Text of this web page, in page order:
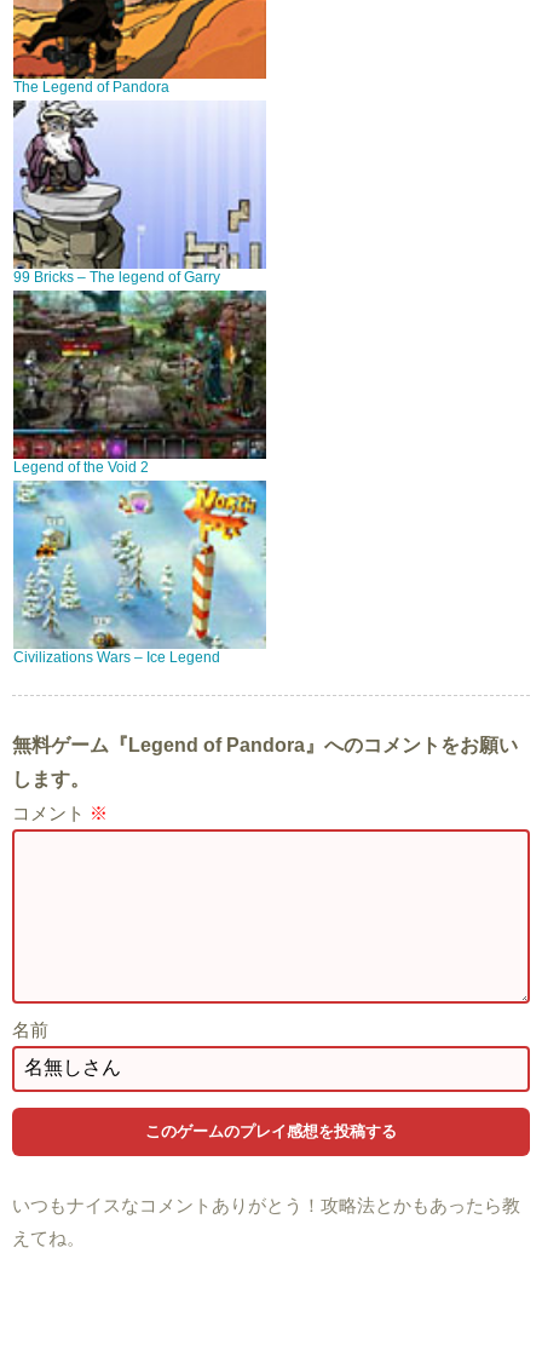
The Legend of Pandora
99 Bricks – The legend of Garry
Legend of the Void 2
Civilizations Wars – Ice Legend
無料ゲーム『Legend of Pandora』へのコメントをお願い
します。
コメント ※
名前
いつもナイスなコメントありがとう！攻略法とかもあったら教
えてね。